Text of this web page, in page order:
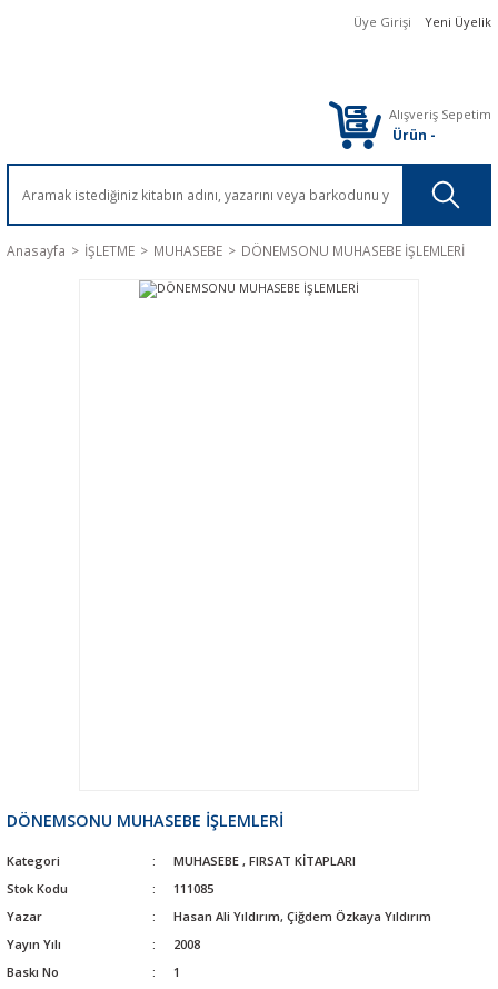
Üye Girişi Yeni Üyelik
Alışveriş Sepetim
Ürün -
Anasayfa İŞLETME MUHASEBE DÖNEMSONU MUHASEBE İŞLEMLERİ
DÖNEMSONU MUHASEBE İŞLEMLERİ
Kategori MUHASEBE , FIRSAT KİTAPLARI
Stok Kodu
111085
Yazar
Hasan Ali Yıldırım, Çiğdem Özkaya Yıldırım
Yayın Yılı
2008
Baskı No
1